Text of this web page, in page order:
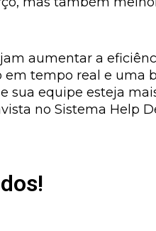
aumentar a
em tempo real e uma
equipe esteja
no Sistema Help